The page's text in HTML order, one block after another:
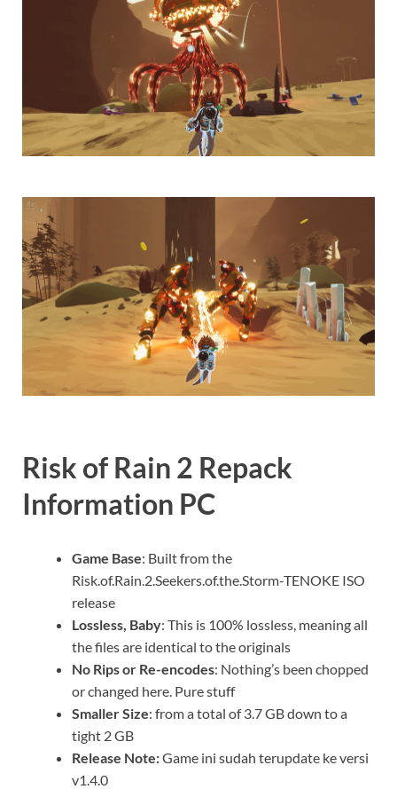
Risk of Rain 2 Repack
Information PC
Game Base: Built from the
Risk.of.Rain.2.Seekers.of.the.Storm-TENOKE ISO
release
Lossless, Baby: This is 100% lossless, meaning all
the files are identical to the originals
No Rips or Re-encodes: Nothing’s been chopped
or changed here. Pure stuff
Smaller Size: from a total of 3.7 GB down to a
tight 2 GB
Release Note:Game ini sudah terupdate ke versi
v1.4.0